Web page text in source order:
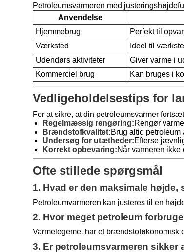
Petroleumsvarmeren med
Anvendelse
Hjemmebrug
Perfekt til
Værksted
Ideel til
Udendørs aktiviteter
Giver varme i
Kommerciel brug
Kan bruges i
Vedligeholdelsestips for
For at sikre, at din petroleumsvarmer
Regelmæssig rengøring:Rengør
Brændstofkvalitet:Brug altid petroleum
Undersøg for utætheder:Efterse
Korrekt opbevaring:Når varmeren ikke
Ofte stillede spørgsmål
1. Hvad er den maksimale
Petroleumvarmeren kan justeres til en
2. Hvor meget petroleum
Varmelegemet har et brændstoføkonomisk
3. Er petroleumsvarmeren sikker